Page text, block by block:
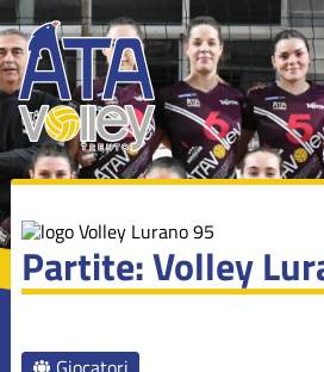
Partite: Volley